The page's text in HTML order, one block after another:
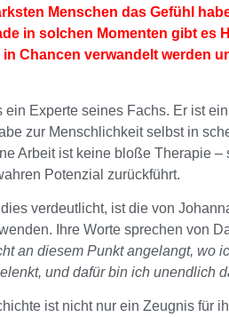
Menschen das Gefühl
in solchen Momenten gibt es
Chancen verwandelt werden
ein Experte seines Fachs. Er ist
zur Menschlichkeit selbst in
Arbeit ist keine bloße Therapie
Potenzial zurückführt.
verdeutlicht, ist die von
Ihre Worte sprechen von
an diesem Punkt angelangt, wo
und dafür bin ich unendlich
ist nicht nur ein Zeugnis für